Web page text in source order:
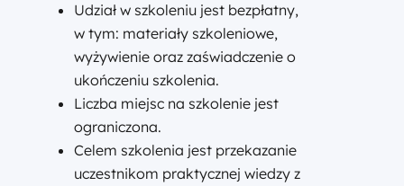
Udział w szkoleniu jest bezpłatny,
w tym: materiały szkoleniowe,
wyżywienie oraz zaświadczenie o
ukończeniu szkolenia.
Liczba miejsc na szkolenie jest
ograniczona.
Celem szkolenia jest przekazanie
uczestnikom praktycznej wiedzy z